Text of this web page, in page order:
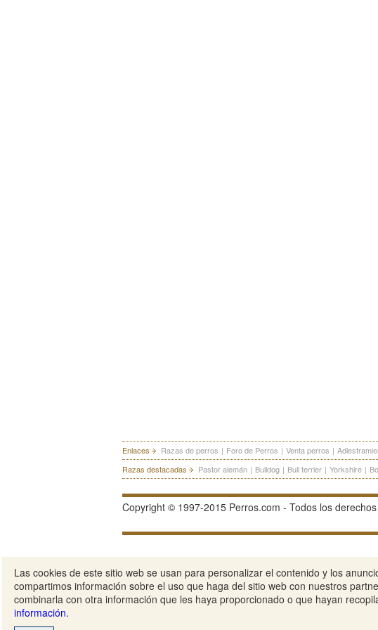
Enlaces Razas de perros | Foro de Perros | Venta perros |
Razas destacadas
Pastor alemán | Bulldog | Bull terrier | Yorkshire |
Copyright © 1997-2015 Perros.com - Todos los
Las cookies de este sitio web se usan para personalizar el contenido y los
compartimos información sobre el uso que haga del sitio web con nuestros
combinarla con otra información que les haya proporcionado o que hayan
información.